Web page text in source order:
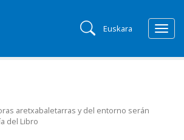
Euskara
aretxabaletarras y del entorno serán
del Libro